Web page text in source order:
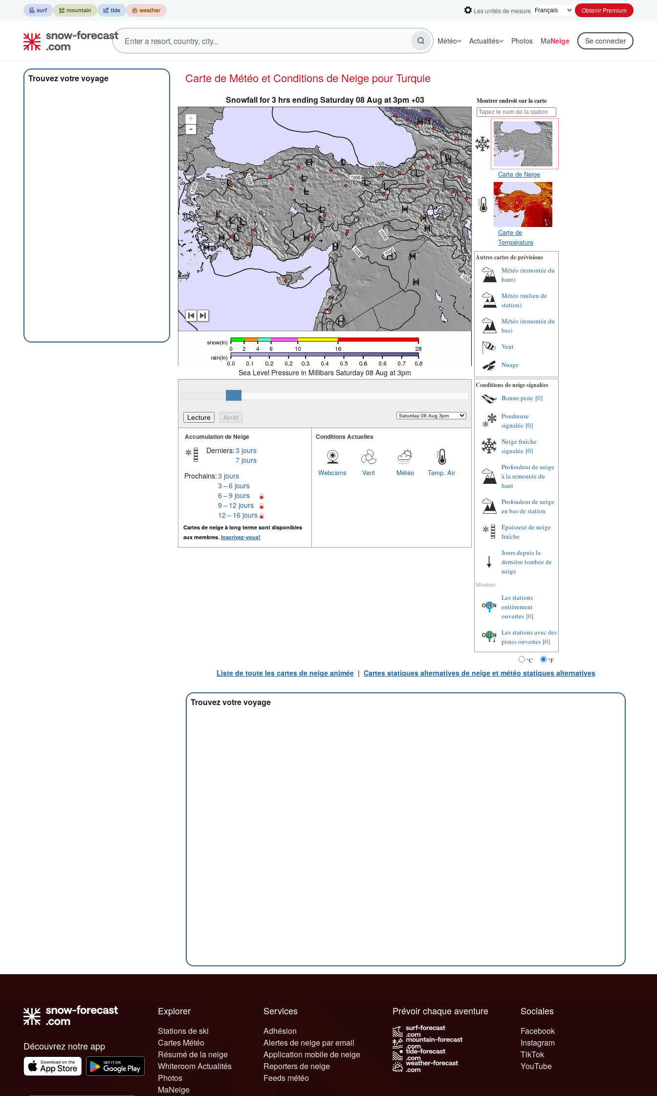
Les unités de mesure Obtenir Premium
Météo Actualités Photos MaNeige Se connecter
Trouvez votre voyage Carte de Météo et Conditions de Neige pour Turquie
Snowfall for 3 hrs ending Saturday 08 Aug at 3pm +03
+
-
Sea Level Pressure in Millibars Saturday 08 Aug at 3pm
Accumulation de Neige
Derniers:3 jours
7 jours
Prochains:3 jours
3 – 6 jours
6 – 9 jours
9 – 12 jours
12 – 16 jours
Cartes de neige à long terme sont disponibles
aux membres. Inscrivez-vous!
Conditions Actuelles
Temp. Air
Météo
Vent
Webcams
Montrer endroit sur la carte
Carte de Neige
Carte de
Température
Autres cartes de prévisions
Météo (remontée du
haut)
Météo (milieu de
station)
Météo (remontée du
bas)
Vent
Nuage
Conditions de neige signalées
Bonne piste [0]
Poudreuse
signalée [0]
Neige fraîche
signalée [0]
Profondeur de neige
à la remontée du
haut
Profondeur de neige
en bas de station
Épaisseur de neige
fraîche
Jours depuis la
dernière tombée de
neige
Montrer:
Les stations
entièrement
ouvertes [0]
Les stations avec des
pistes ouvertes [0]
°C °F
Liste de toute les cartes de neige animée| Cartes statiques alternatives de neige et météo statiques alternatives
Trouvez votre voyage
Découvrez notre app
Explorer
Stations de ski
Cartes Météo
Résumé de la neige
Whiteroom Actualités
Photos
MaNeige
Services
Adhésion
Alertes de neige par email
Application mobile de neige
Reporters de neige
Feeds météo
Sociales
Facebook
Instagram
TikTok
YouTube
Prévoir chaque aventure